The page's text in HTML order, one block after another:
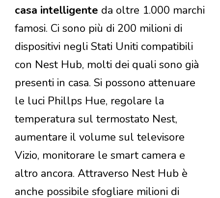
casa intelligente da oltre 1.000 marchi
famosi. Ci sono più di 200 milioni di
dispositivi negli Stati Uniti compatibili
con Nest Hub, molti dei quali sono già
presenti in casa. Si possono attenuare
le luci Phillps Hue, regolare la
temperatura sul termostato Nest,
aumentare il volume sul televisore
Vizio, monitorare le smart camera e
altro ancora. Attraverso Nest Hub è
anche possibile sfogliare milioni di